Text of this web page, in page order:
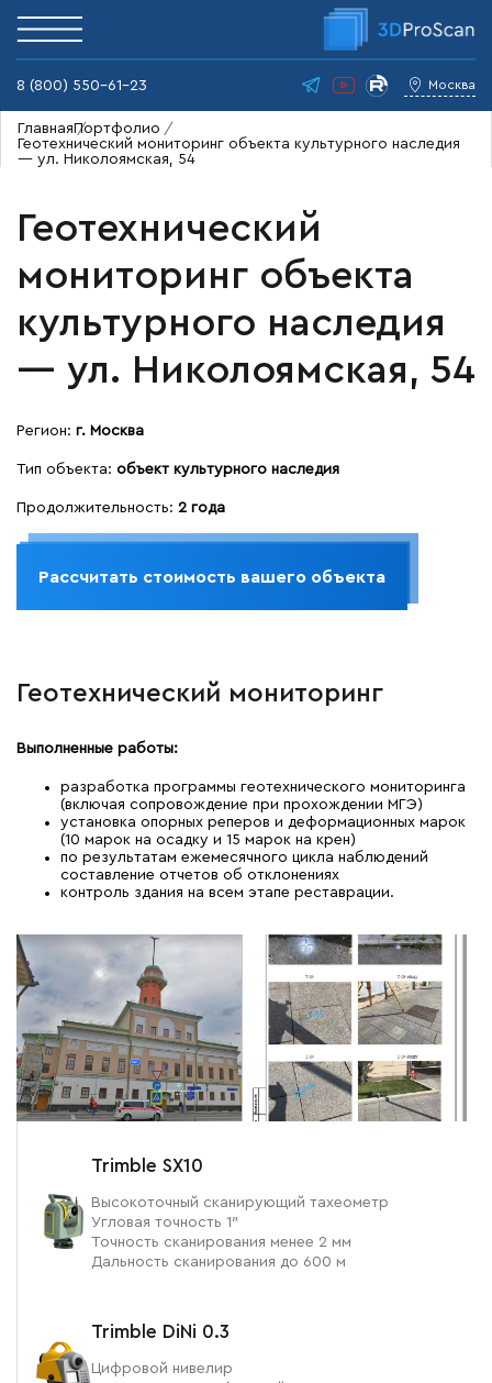
8 (800) 550-61-23 Москва
Главная Портфолио
Геотехнический мониторинг объекта культурного наследия
— ул. Николоямская, 54
Геотехнический
мониторинг объекта
культурного наследия
— ул. Николоямская, 54
Регион: г. Москва
Тип объекта: объект культурного наследия
Продолжительность: 2 года
Рассчитать стоимость вашего объекта
Геотехнический мониторинг
Выполненные работы:
разработка программы геотехнического мониторинга
(включая сопровождение при прохождении МГЭ)
установка опорных реперов и деформационных марок
(10 марок на осадку и 15 марок на крен)
по результатам ежемесячного цикла наблюдений
составление отчетов об отклонениях
контроль здания на всем этапе реставрации.
Trimble SX10
Высокоточный сканирующий тахеометр
Угловая точность 1″
Точность сканирования менее 2 мм
Дальность сканирования до 600 м
Trimble DiNi 0.3
Цифровой нивелир